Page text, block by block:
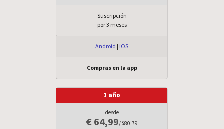
Suscripción
por 3 meses
Android | iOS
Compras en la app
1 año
desde
€ 64,99/ $80,79